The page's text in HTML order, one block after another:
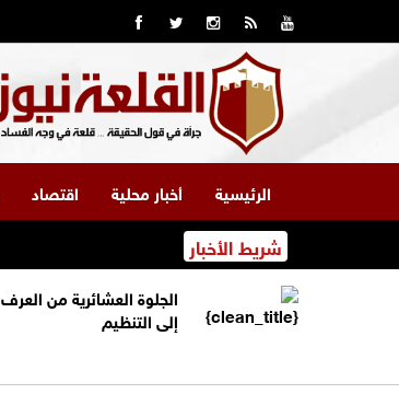
الرئيسية أخبار محلية اقتصاد
شريط الأخبار
الجلوة العشائرية من العرف
إلى التنظيم